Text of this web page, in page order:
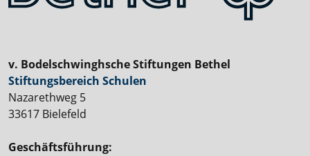
v. Bodelschwinghsche Stiftungen Bethel
Stiftungsbereich Schulen
Nazarethweg 5
33617 Bielefeld
Geschäftsführung: